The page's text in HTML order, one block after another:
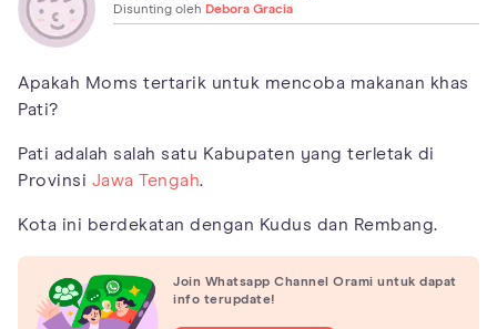
Disunting oleh Debora Gracia
Apakah Moms tertarik untuk mencoba makanan khas
Pati?
Pati adalah salah satu Kabupaten yang terletak di
Provinsi Jawa Tengah.
Kota ini berdekatan dengan Kudus dan Rembang.
Join Whatsapp Channel Orami untuk dapat
info terupdate!